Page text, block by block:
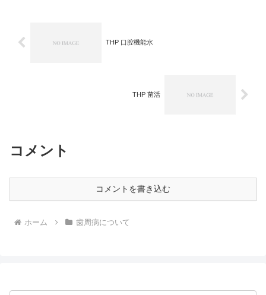
THP 口腔機能水
THP 菌活
コメント
コメントを書き込む
ホーム 歯周病について